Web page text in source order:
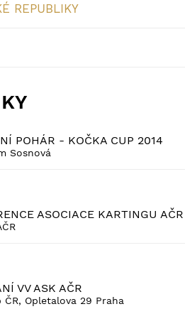
REPUBLIKY
POHÁR - KOČKA CUP 2014
Sosnová
ASOCIACE KARTINGU AČR
VV ASK AČR
ČR, Opletalova 29 Praha